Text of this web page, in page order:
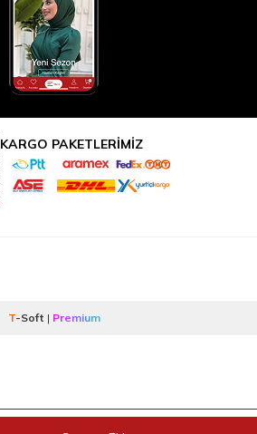
KARGO PAKETLERİMİZ
T-Soft | Premium